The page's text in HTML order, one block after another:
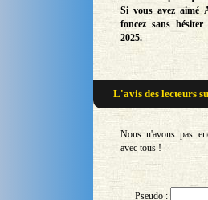
Si vous avez aimé
foncez sans
2025.
L'avis des lecteurs
Nous n'avons pas
avec tous !
Pseudo :